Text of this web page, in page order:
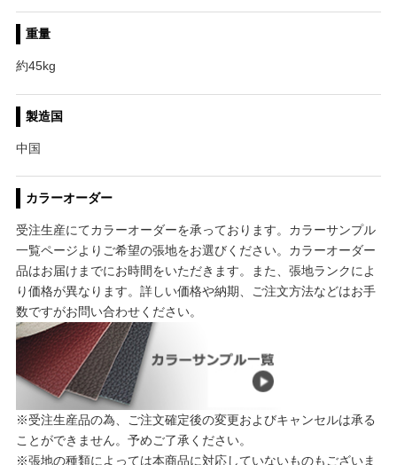
重量
約45kg
製造国
中国
カラーオーダー
受注生産にてカラーオーダーを承っております。カラーサンプル
一覧ページよりご希望の張地をお選びください。カラーオーダー
品はお届けまでにお時間をいただきます。また、張地ランクによ
り価格が異なります。詳しい価格や納期、ご注文方法などはお手
数ですがお問い合わせください。
※受注生産品の為、ご注文確定後の変更およびキャンセルは承る
ことができません。予めご了承ください。
※張地の種類によっては本商品に対応していないものもございま